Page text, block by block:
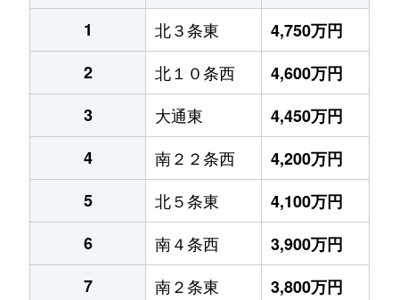
1
北３条東
4,750万円
2
北１０条西
4,600万円
3
大通東
4,450万円
4
南２２条西
4,200万円
5
北５条東
4,100万円
6
南４条西
3,900万円
7
南２条東 3,800万円